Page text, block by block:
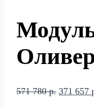
571 780р. 371 657